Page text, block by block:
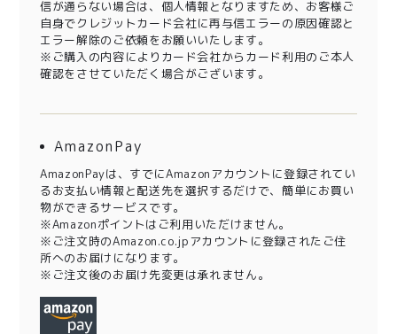
信が通らない場合は、個人情報となりますため、お客様ご
自身でクレジットカード会社に再与信エラーの原因確認と
エラー解除のご依頼をお願いいたします。
※ご購入の内容によりカード会社からカード利用のご本人
確認をさせていただく場合がございます。
AmazonPay
AmazonPayは、すでにAmazonアカウントに登録されてい
るお支払い情報と配送先を選択するだけで、簡単にお買い
物ができるサービスです。
※Amazonポイントはご利用いただけません。
※ご注文時のAmazon.co.jpアカウントに登録されたご住
所へのお届けになります。
※ご注文後のお届け先変更は承れません。